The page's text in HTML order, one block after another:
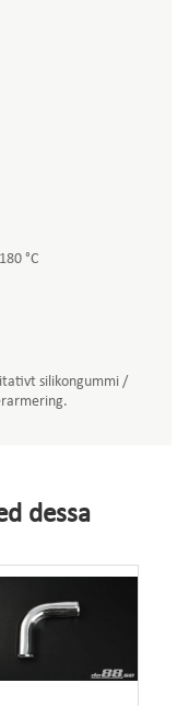
°C
silikongummi /
dessa